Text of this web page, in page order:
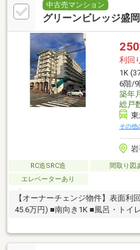
中古売マンション
グリーンビレッジ盛
250
利回
1K
6階/9
築年
総戸
その他
RC造SRC造 間取り図
エレベーターあり
【オーナーチェンジ物件】表面利
45.6万円) ■南向き1K ■風呂・トイ